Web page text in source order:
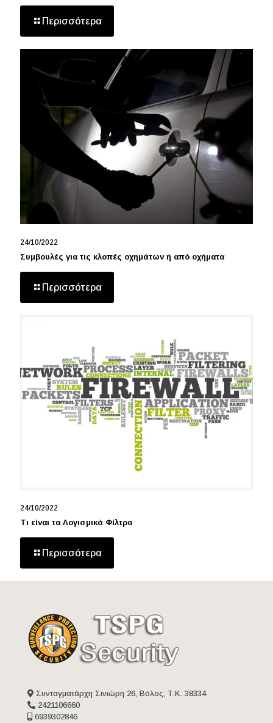
Περισσότερα
24/10/2022
Συμβουλές για τις κλοπές οχημάτων ή από οχήματα
Περισσότερα
24/10/2022
Τι είναι τα Λογισμικά Φίλτρα
Περισσότερα
Συνταγματάρχη Σινιώρη 26, Βόλος, Τ.Κ. 38334
2421106660
6939302846